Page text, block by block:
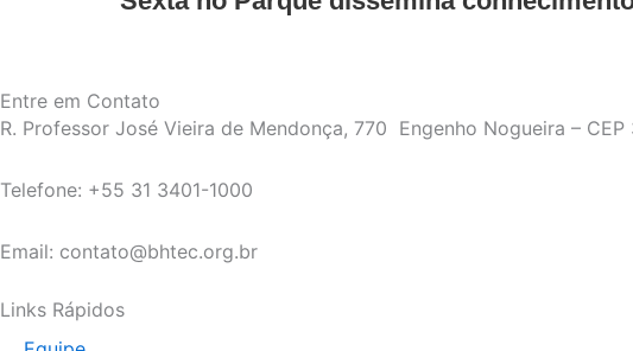
Entre em Contato
R. Professor José Vieira de Mendonça, 770 Engenho Nogueira –
Telefone: +55 31 3401-1000
Email: contato@bhtec.org.br
Links Rápidos